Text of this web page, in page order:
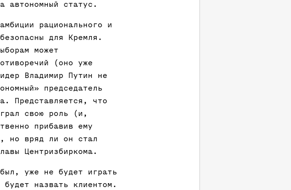
автономный статус.
рационального и
для Кремля.
может
(оно уже
Владимир Путин не
председатель
Представляется, что
свою роль (и,
прибавив ему
но вряд ли он стал
Центризбиркома.
уже не будет играть
назвать клиентом.